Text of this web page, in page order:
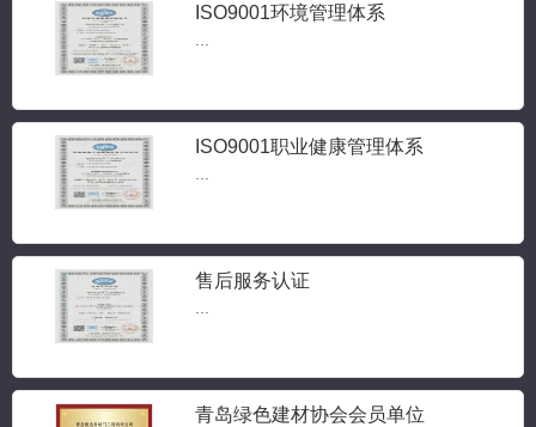
ISO9001环境管理体系
ISO9001职业健康管理体系
售后服务认证
青岛绿色建材协会会员单位